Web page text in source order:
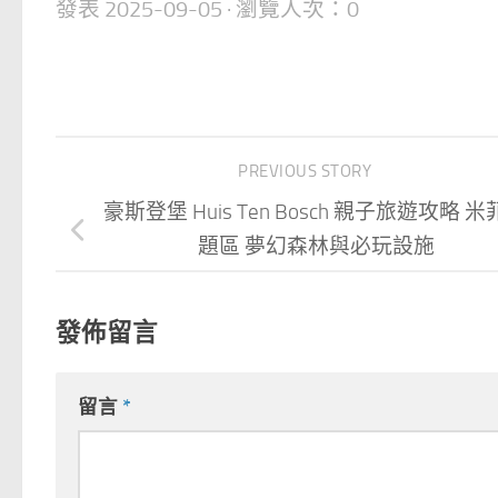
發表 2025-09-05 · 瀏覽人次：0
PREVIOUS STORY
豪斯登堡 Huis Ten Bosch 親子旅遊攻略 米
題區 夢幻森林與必玩設施
發佈留言
留言 *